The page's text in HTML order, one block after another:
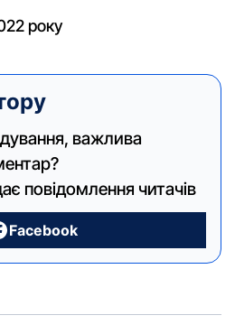
року
важлива
повідомлення читачів
Facebook